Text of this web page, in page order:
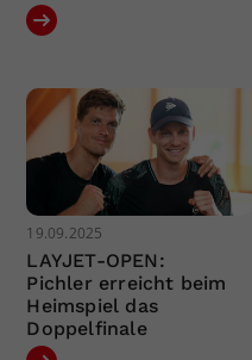
19.09.2025
LAYJET-OPEN:
Pichler erreicht beim
Heimspiel das
Doppelfinale